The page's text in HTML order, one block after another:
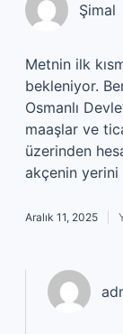
Şimal
Metnin ilk
bekleniyor.
Osmanlı
maaşlar ve
üzerinden
akçenin yerini
Aralık 11, 2025